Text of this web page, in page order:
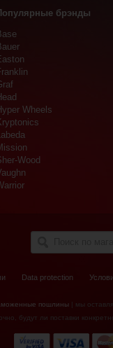
брэнды
Wheels
Wood
Data protection
пошлины | мы
будут ли поставки